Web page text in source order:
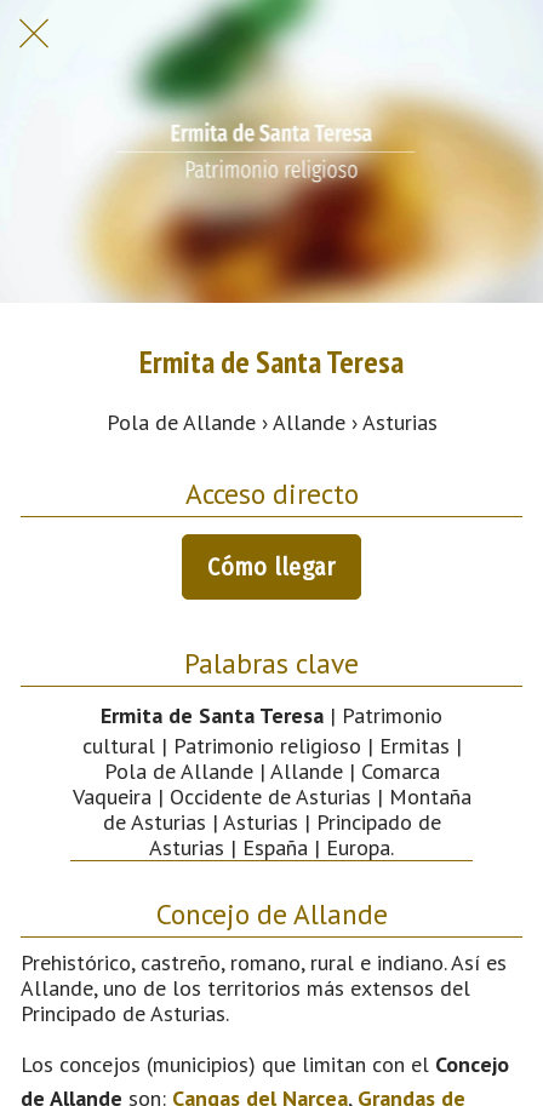
Ermita de Santa Teresa
Pola de Allande › Allande › Asturias
Acceso directo
Cómo llegar
Palabras clave
Ermita de Santa Teresa | Patrimonio
cultural | Patrimonio religioso | Ermitas |
Pola de Allande | Allande | Comarca
Vaqueira | Occidente de Asturias | Montaña
de Asturias | Asturias | Principado de
Asturias | España | Europa.
Concejo de Allande
Prehistórico, castreño, romano, rural e indiano. Así es
Allande, uno de los territorios más extensos del
Principado de Asturias.
Los concejos (municipios) que limitan con el Concejo
de Allande son: Cangas del Narcea, Grandas de